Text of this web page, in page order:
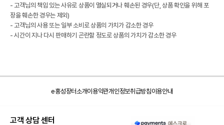
- 고객님의 책임 있는 사유로 상품이 멸실되거나 훼손된 경우(단, 상품 확인을 위해 포
장을 훼손한 경우는 제외)
- 고객님의 사용 또는 일부 소비로 상품의 가치가 감소한 경우
- 시간이 지나 다시 판매하기 곤란할 정도로 상품의 가치가 감소한 경우
e홍성장터소개이용약관개인정보취급방침이용안내
고객 상담 센터